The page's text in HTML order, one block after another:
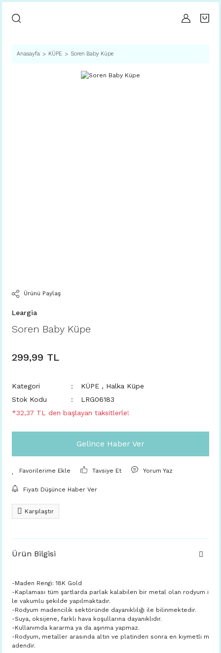
Anasayfa KÜPE Soren Baby Küpe
Ürünü Paylaş
Leargia
Soren Baby Küpe
299,99 TL
Kategori KÜPE , Halka Küpe
Stok Kodu
LRG06183
*32,37 TL den başlayan taksitlerle!
Gelince Haber Ver
Tavsiye Et Yorum Yaz
Fiyatı Düşünce Haber Ver
Karşılaştır
Ürün Bilgisi
-Maden Rengi: 18K Gold
-Kaplaması tüm şartlarda parlak kalabilen bir metal olan rodyum i
le vakumlu şekilde yapılmaktadır.
-Rodyum madencilik sektöründe dayanıklılığı ile bilinmektedir.
-Suya, oksijene, farklı hava koşullarına dayanıklıdır.
-Kullanımda kararma ya da aşınma yapmaz.
-Rodyum, metaller arasında altın ve platinden sonra en kıymetli m
adendir.